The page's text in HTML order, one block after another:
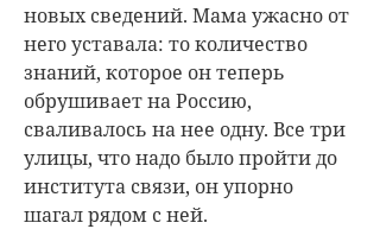
новых сведений. Мама ужасно от
него уставала: то количество
знаний, которое он теперь
обрушивает на Россию,
сваливалось на нее одну. Все три
улицы, что надо было пройти до
института связи, он упорно
шагал рядом с ней.